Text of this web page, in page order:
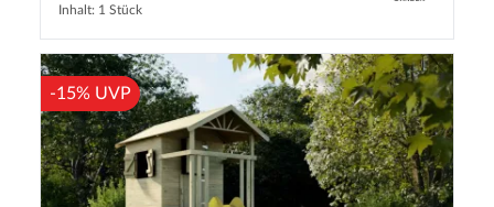
Inhalt: 1 Stück
-15% UVP